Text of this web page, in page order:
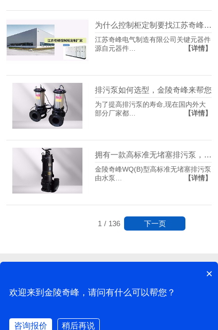
为什么控制柜定制要找江苏奇峰厂家？
江苏奇峰电气制造有限公司关键元器件
源自元器件…
【详情】
排污泵如何选型，金陵奇峰来帮您
为了提高排污泵的寿命,现在国内外大
部分厂家都…
【详情】
金陵奇峰WQ(B)型高标准无堵塞排污泵
由水泵…
【详情】
1 / 136 下一页
网站制作：牛商股份（股票代码：830770）
×
欢迎来到金陵奇峰，请问有什么可以帮您？
咨询报价 稍后再说